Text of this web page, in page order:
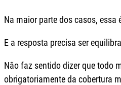
Na maior parte dos casos,
E a resposta precisa ser
Não faz sentido dizer que todo
obrigatoriamente da cobertura